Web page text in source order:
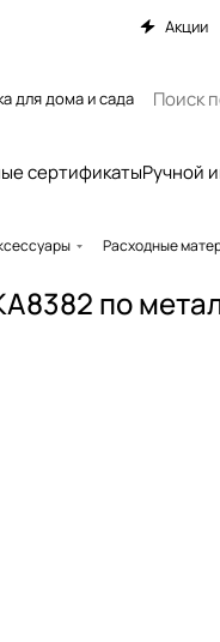
Акции
для дома и сада
сертификатыРучной
Расходные
по